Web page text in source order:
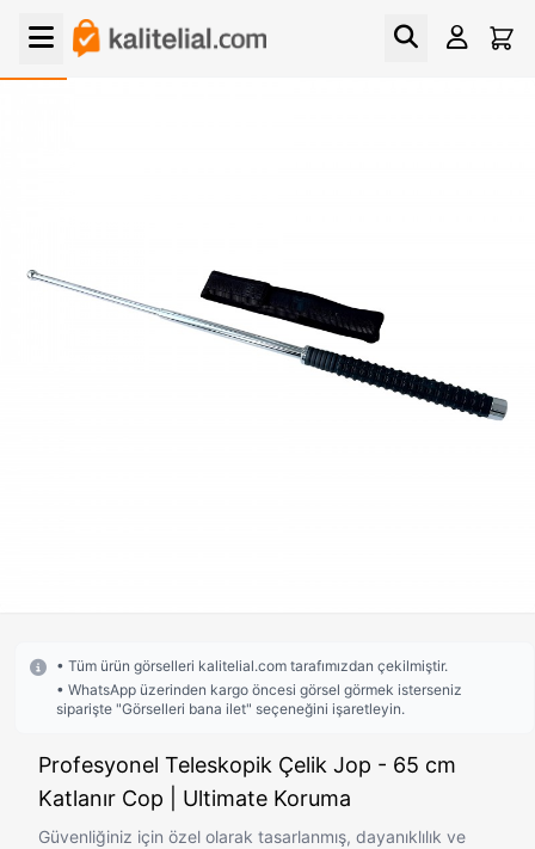
• Tüm ürün görselleri kalitelial.com tarafımızdan çekilmiştir.
• WhatsApp üzerinden kargo öncesi görsel görmek isterseniz
siparişte "Görselleri bana ilet" seçeneğini işaretleyin.
Profesyonel Teleskopik Çelik Jop - 65 cm
Katlanır Cop | Ultimate Koruma
Güvenliğiniz için özel olarak tasarlanmış, dayanıklılık ve